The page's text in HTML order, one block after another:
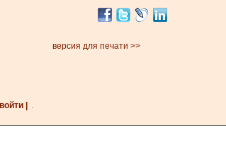
версия для печати >>
| войти |
.